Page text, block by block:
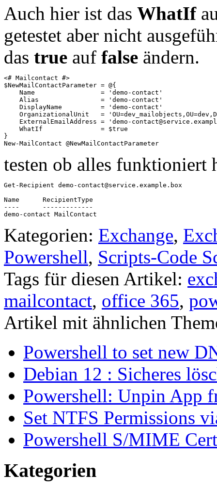
Auch hier ist das WhatIf
getestet aber nicht
das true auf false ändern.
<# Mailcontact #>
$NewMailContactParameter = @{
    Name                 = 'demo-contact'
    Alias                = 'demo-contact'
    DisplayName          = 'demo-contact'
OrganizationalUnit   =
ExternalEmailAddress = 'demo-
    WhatIf               = $true
}
New-MailContact @NewMailContactParameter
testen ob alles funktioniert
Get-Recipient demo-contact@service.example.box
Name      RecipientType
----      -------------
demo-contact MailContact
Kategorien: Exchange,
Powershell, Scripts-Code
Tags für diesen Artikel:
mailcontact, office 365,
Artikel mit ähnlichen
Powershell to set new
Debian 12 : Sicheres
Powershell: Unpin App
Set NTFS Permissions
Powershell S/MIME
Kategorien